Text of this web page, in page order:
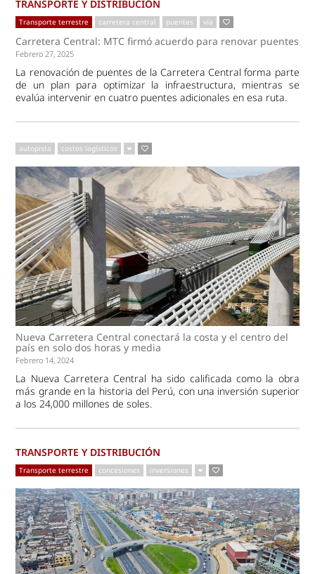
TRANSPORTE Y DISTRIBUCIÓN
Transporte terrestre carretera central puentes vía
Carretera Central: MTC firmó acuerdo para renovar puentes
Febrero 27, 2025
La renovación de puentes de la Carretera Central forma parte
de un plan para optimizar la infraestructura, mientras se
evalúa intervenir en cuatro puentes adicionales en esa ruta.
autopista costos logísticos
Nueva Carretera Central conectará la costa y el centro del
país en solo dos horas y media
Febrero 14, 2024
La Nueva Carretera Central ha sido calificada como la obra
más grande en la historia del Perú, con una inversión superior
a los 24,000 millones de soles.
TRANSPORTE Y DISTRIBUCIÓN
Transporte terrestre concesiones inversiones